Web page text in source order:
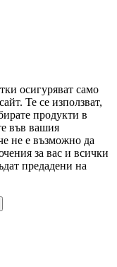
осигуряват само
Те се използват,
продукти в
във вашия
не е възможно да
за вас и всички
предадени на